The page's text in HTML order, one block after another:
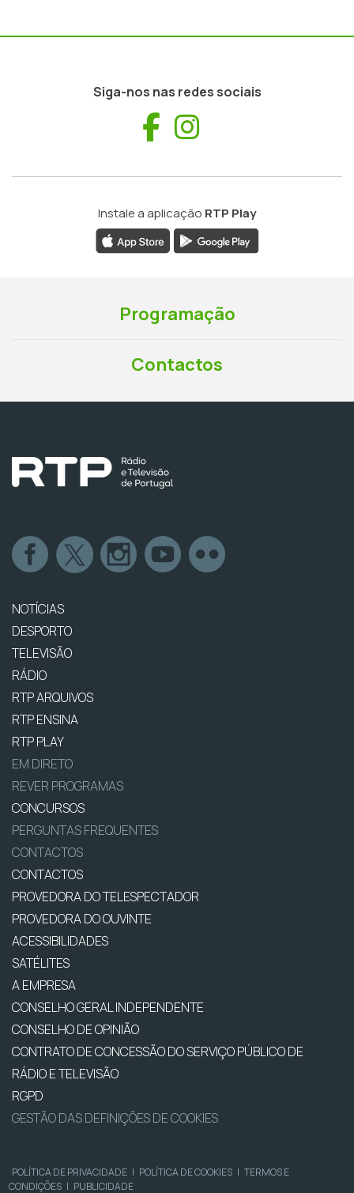
Siga-nos nas redes sociais
Facebook
Instale a aplicação RTP Play
Programação
Contactos
NOTÍCIAS
DESPORTO
TELEVISÃO
RÁDIO
RTP ARQUIVOS
RTP ENSINA
RTP PLAY
EM DIRETO
REVER PROGRAMAS
CONCURSOS
PERGUNTAS FREQUENTES
CONTACTOS
CONTACTOS
PROVEDORA DO TELESPECTADOR
PROVEDORA DO OUVINTE
ACESSIBILIDADES
SATÉLITES
A EMPRESA
CONSELHO GERAL INDEPENDENTE
CONSELHO DE OPINIÃO
CONTRATO DE CONCESSÃO DO SERVIÇO PÚBLICO DE
RÁDIO E TELEVISÃO
RGPD
GESTÃO DAS DEFINIÇÕES DE COOKIES
POLÍTICA DE PRIVACIDADE | POLÍTICA DE COOKIES | TERMOS E
CONDIÇÕES | PUBLICIDADE